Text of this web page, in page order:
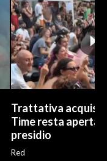
Trattativa
Time resta aperta,
presidio
Red